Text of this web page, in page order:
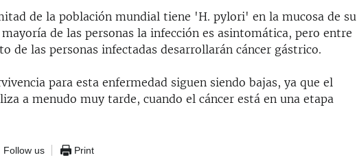
de la población mundial tiene 'H. pylori' en la mucosa de su
de las personas la infección es asintomática, pero entre
de las personas infectadas desarrollarán cáncer gástrico.
para esta enfermedad siguen siendo bajas, ya que el
a menudo muy tarde, cuando el cáncer está en una etapa
Follow us Print